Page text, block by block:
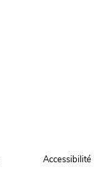
Accessibilité